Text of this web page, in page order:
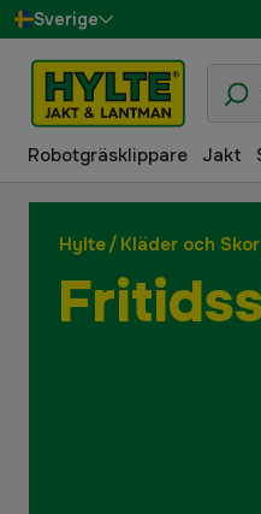
Sverige
Danmark
Suomi
Norge
Robotgräsklippare Jakt
Hylte/ Kläder och Skor